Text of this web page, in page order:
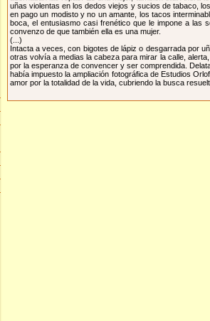
uñas violentas en los dedos viejos y sucios de tabaco,
en pago un modisto y no un amante, los tacos
boca, el entusiasmo casi frenético que le impone a las
convenzo de que también ella es una mujer.
(...)
Intacta a veces, con bigotes de lápiz o desgarrada por
otras volvía a medias la cabeza para mirar la calle,
por la esperanza de convencer y ser comprendida.
había impuesto la ampliación fotográfica de Estudios
amor por la totalidad de la vida, cubriendo la busca